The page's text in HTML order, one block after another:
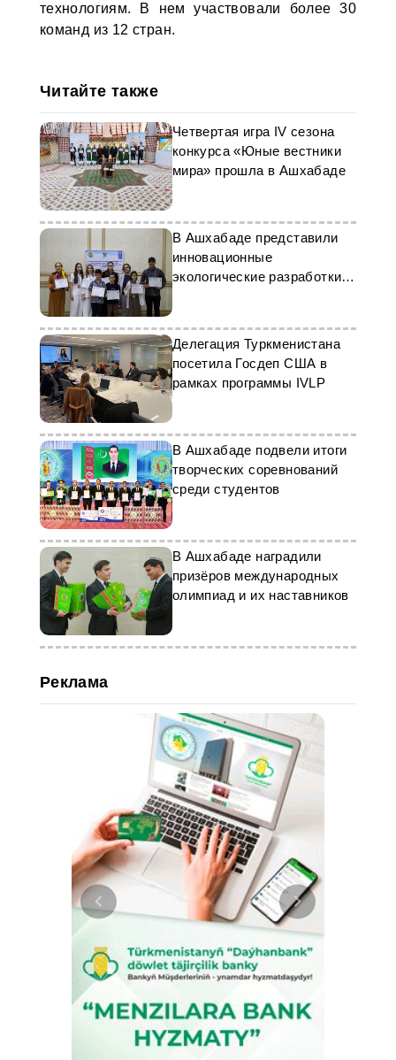
технологиям. В нем участвовали более 30
команд из 12 стран.
Читайте также
Четвертая игра IV сезона
конкурса «Юные вестники
мира» прошла в Ашхабаде
В Ашхабаде представили
инновационные
экологические разработки
Делегация Туркменистана
посетила Госдеп США в
рамках программы IVLP
В Ашхабаде подвели итоги
творческих соревнований
среди студентов
В Ашхабаде наградили
призёров международных
олимпиад и их наставников
Реклама